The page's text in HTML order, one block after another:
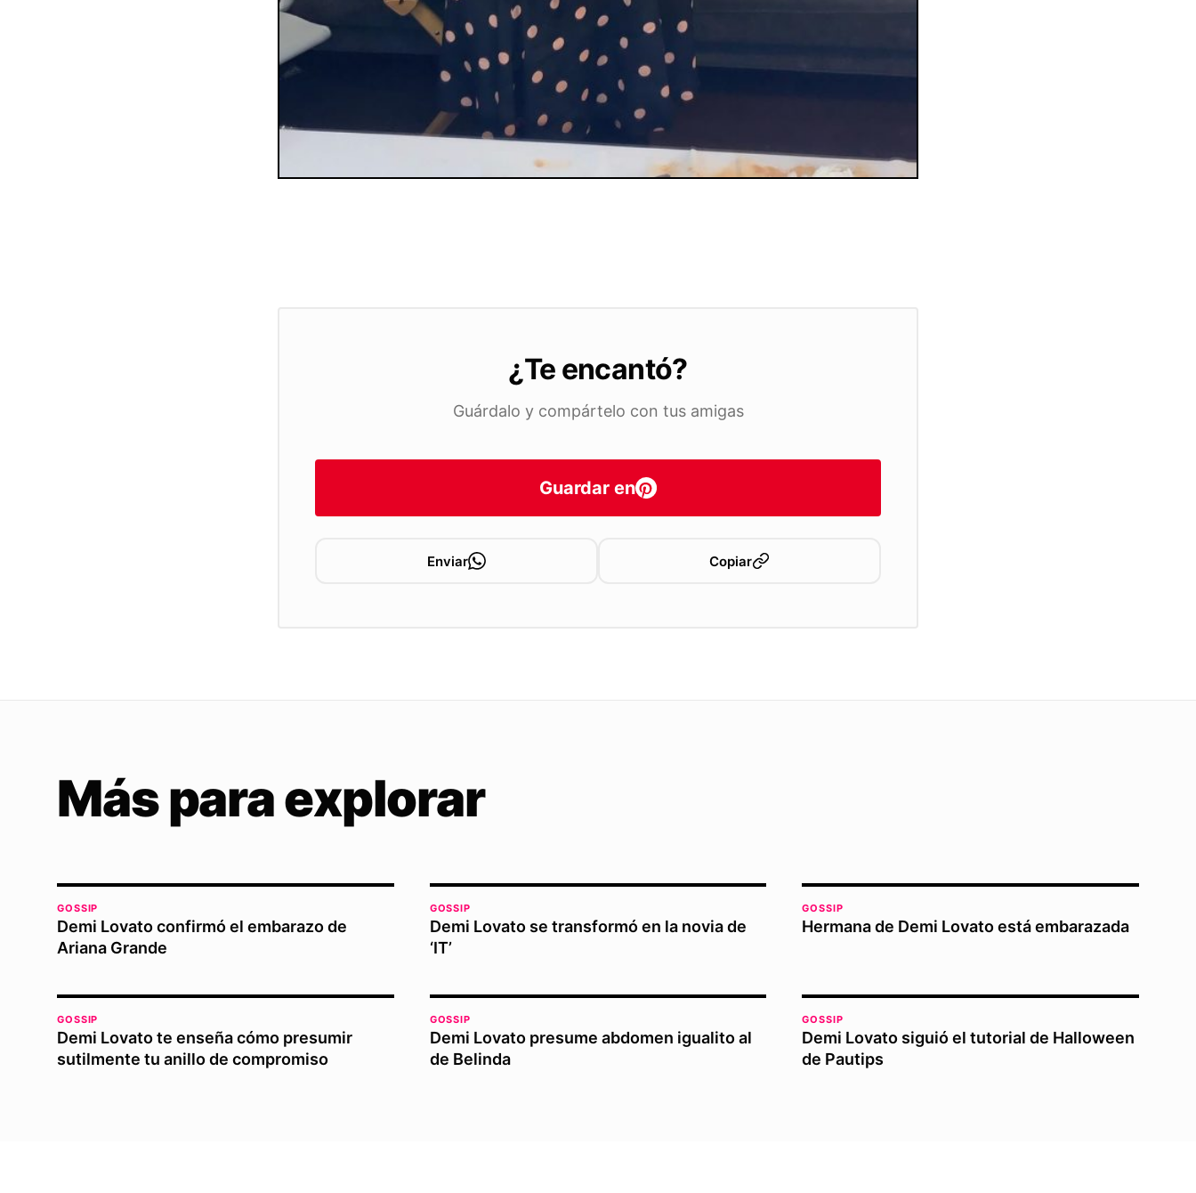
¿Te encantó?
Guárdalo y compártelo con tus amigas
Guardar en
Enviar Copiar
Más para explorar
GOSSIP
Demi Lovato confirmó el embarazo de
Ariana Grande
GOSSIP
Demi Lovato se transformó en la novia de
‘IT’
GOSSIP
Hermana de Demi Lovato está embarazada
GOSSIP
Demi Lovato te enseña cómo presumir
sutilmente tu anillo de compromiso
GOSSIP
Demi Lovato presume abdomen igualito al
de Belinda
GOSSIP
Demi Lovato siguió el tutorial de Halloween
de Pautips